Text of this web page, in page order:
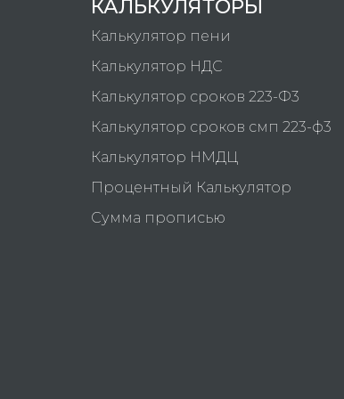
КАЛЬКУЛЯТОРЫ
Калькулятор пени
Калькулятор НДС
Калькулятор сроков 223-Ф3
Калькулятор сроков смп 223-ф3
Калькулятор НМДЦ
Процентный Калькулятор
Сумма прописью